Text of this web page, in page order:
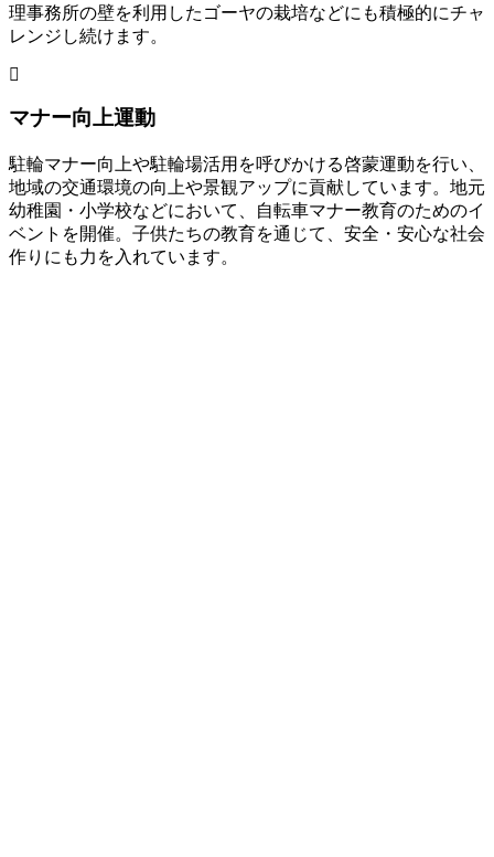
理事務所の壁を利用したゴーヤの栽培などにも積極的にチャ
レンジし続けます。
マナー向上運動
駐輪マナー向上や駐輪場活用を呼びかける啓蒙運動を行い、
地域の交通環境の向上や景観アップに貢献しています。地元
幼稚園・小学校などにおいて、自転車マナー教育のためのイ
ベントを開催。子供たちの教育を通じて、安全・安心な社会
作りにも力を入れています。